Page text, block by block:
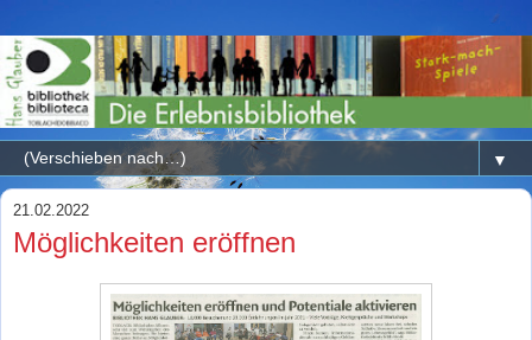
▼
21.02.2022
Möglichkeiten eröffnen